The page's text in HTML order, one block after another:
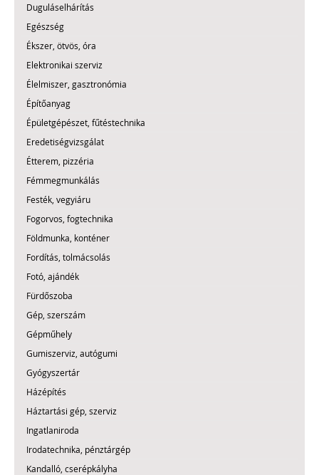
Duguláselhárítás
Egészség
Ékszer, ötvös, óra
Elektronikai szerviz
Élelmiszer, gasztronómia
Építőanyag
Épületgépészet, fűtéstechnika
Eredetiségvizsgálat
Étterem, pizzéria
Fémmegmunkálás
Festék, vegyiáru
Fogorvos, fogtechnika
Földmunka, konténer
Fordítás, tolmácsolás
Fotó, ajándék
Fürdőszoba
Gép, szerszám
Gépműhely
Gumiszerviz, autógumi
Gyógyszertár
Házépítés
Háztartási gép, szerviz
Ingatlaniroda
Irodatechnika, pénztárgép
Kandalló, cserépkályha